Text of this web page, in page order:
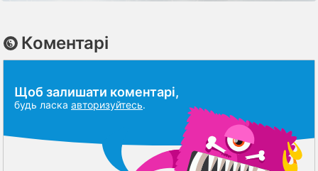
Коментарі
Щоб залишати коментарі,
будь ласка авторизуйтесь.